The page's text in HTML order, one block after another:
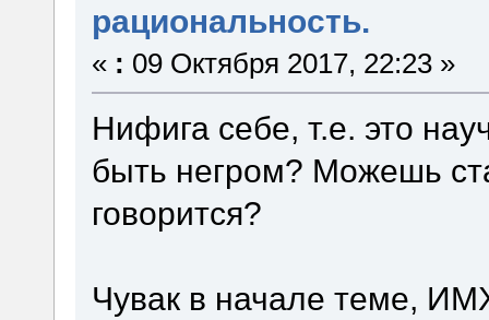
рациональность.
« : 09 Октября 2017, 22:23 »
Нифига себе, т.е. это
быть негром? Можешь
говорится?
Чувак в начале теме,